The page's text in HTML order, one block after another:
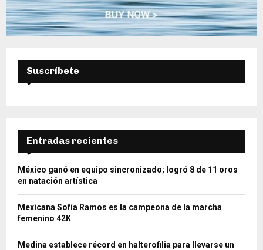
Suscríbete
Entradas recientes
México ganó en equipo sincronizado; logró 8 de 11 oros
en natación artística
Mexicana Sofía Ramos es la campeona de la marcha
femenino 42K
Medina establece récord en halterofilia para llevarse un